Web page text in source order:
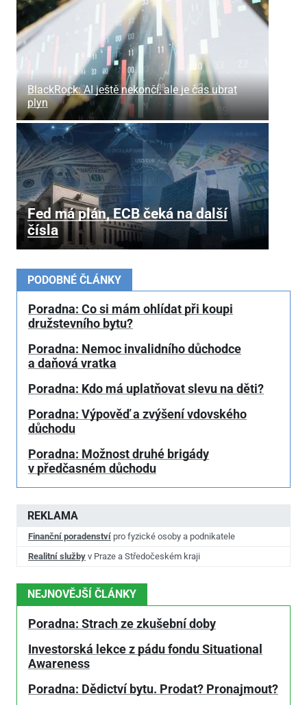
BlackRock: AI ještě nekončí, ale je čas ubrat
plyn
Fed má plán, ECB čeká na další
čísla
REKLAMA
Finanční poradenství pro fyzické osoby a podnikatele
Realitní služby v Praze a Středočeském kraji
NEJNOVĚJŠÍ ČLÁNKY
Poradna: Strach ze zkušební doby
Investorská lekce z pádu fondu Situational
Awareness
Poradna: Dědictví bytu. Prodat? Pronajmout?
PODOBNÉ ČLÁNKY
Poradna: Co si mám ohlídat při koupi
družstevního bytu?
Poradna: Nemoc invalidního důchodce
a daňová vratka
Poradna: Kdo má uplatňovat slevu na děti?
Poradna: Výpověď a zvýšení vdovského
důchodu
Poradna: Možnost druhé brigády
v předčasném důchodu